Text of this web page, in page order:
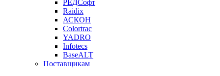
РЕДСофт
Raidix
АСКОН
Colortrac
YADRO
Infotecs
BaseALT
Поставщикам